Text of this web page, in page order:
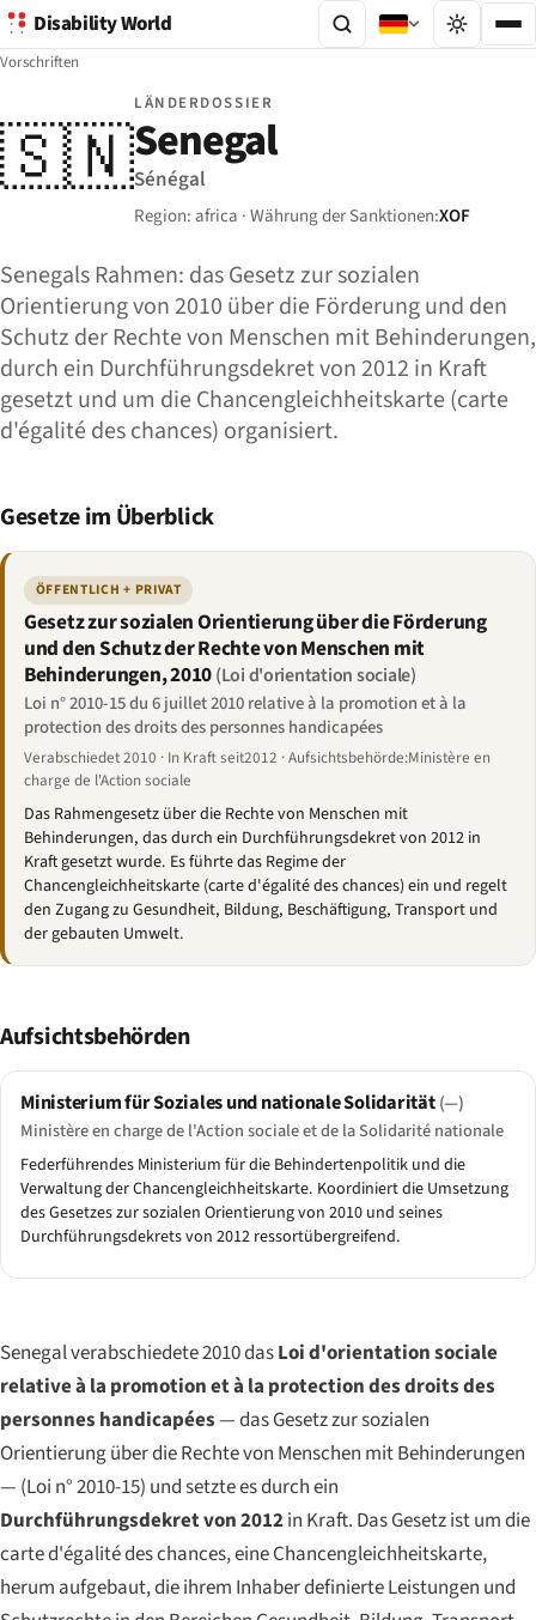
Disability World
Vorschriften
🇸🇳
LÄNDERDOSSIER
Senegal
Sénégal
Region: africa · Währung der Sanktionen:XOF
Senegals Rahmen: das Gesetz zur sozialen
Orientierung von 2010 über die Förderung und den
Schutz der Rechte von Menschen mit Behinderungen,
durch ein Durchführungsdekret von 2012 in Kraft
gesetzt und um die Chancengleichheitskarte (carte
d'égalité des chances) organisiert.
Gesetze im Überblick
ÖFFENTLICH + PRIVAT
Gesetz zur sozialen Orientierung über die Förderung
und den Schutz der Rechte von Menschen mit
Behinderungen, 2010(Loi d'orientation sociale)
Loi n° 2010-15 du 6 juillet 2010 relative à la promotion et à la
protection des droits des personnes handicapées
Verabschiedet 2010 · In Kraft seit2012 · Aufsichtsbehörde:Ministère en
charge de l'Action sociale
Das Rahmengesetz über die Rechte von Menschen mit
Behinderungen, das durch ein Durchführungsdekret von 2012 in
Kraft gesetzt wurde. Es führte das Regime der
Chancengleichheitskarte (carte d'égalité des chances) ein und regelt
den Zugang zu Gesundheit, Bildung, Beschäftigung, Transport und
der gebauten Umwelt.
Aufsichtsbehörden
Ministerium für Soziales und nationale Solidarität(—)
Ministère en charge de l'Action sociale et de la Solidarité nationale
Federführendes Ministerium für die Behindertenpolitik und die
Verwaltung der Chancengleichheitskarte. Koordiniert die Umsetzung
des Gesetzes zur sozialen Orientierung von 2010 und seines
Durchführungsdekrets von 2012 ressortübergreifend.
Senegal verabschiedete 2010 dasLoi d'orientation sociale
relative à la promotion et à la protection des droits des
personnes handicapées— das Gesetz zur sozialen
Orientierung über die Rechte von Menschen mit Behinderungen
— (Loi n° 2010-15) und setzte es durch ein
Durchführungsdekret von 2012in Kraft. Das Gesetz ist um die
carte d'égalité des chances, eine Chancengleichheitskarte,
herum aufgebaut, die ihrem Inhaber definierte Leistungen und